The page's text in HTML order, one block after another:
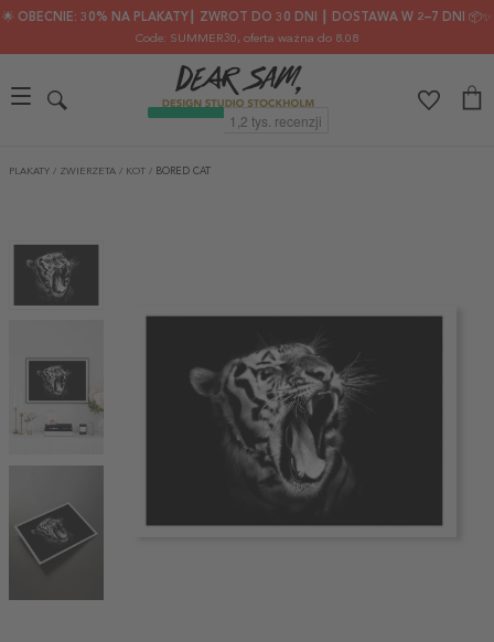
🌟 OBECNIE: 30% NA PLAKATY┃ ZWROT DO 30 DNI ┃ DOSTAWA W 2–7 DNI 📦✨
Code: SUMMER30, oferta ważna do 8.08
PLAKATY / ZWIERZETA / KOT / BORED CAT